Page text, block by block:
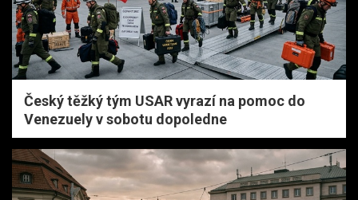
Český těžký tým USAR vyrazí na pomoc do
Venezuely v sobotu dopoledne